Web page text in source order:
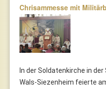
Chrisammesse mit
In der Soldatenkirche in
Wals-Siezenheim feierte